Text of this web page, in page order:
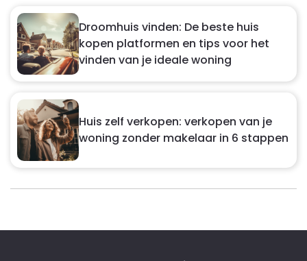
Droomhuis vinden: De beste huis
kopen platformen en tips voor het
vinden van je ideale woning
Huis zelf verkopen: verkopen van je
woning zonder makelaar in 6 stappen